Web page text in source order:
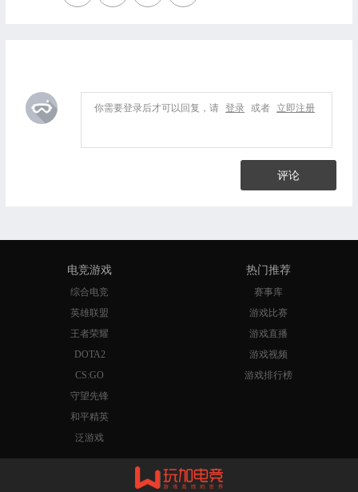
你需要登录后才可以回复，请 登录 或者 立即注册
评论
电竞游戏
综合电竞
英雄联盟
王者荣耀
DOTA2
CS:GO
守望先锋
和平精英
泛游戏
热门推荐
赛事库
游戏比赛
游戏直播
游戏视频
游戏排行榜